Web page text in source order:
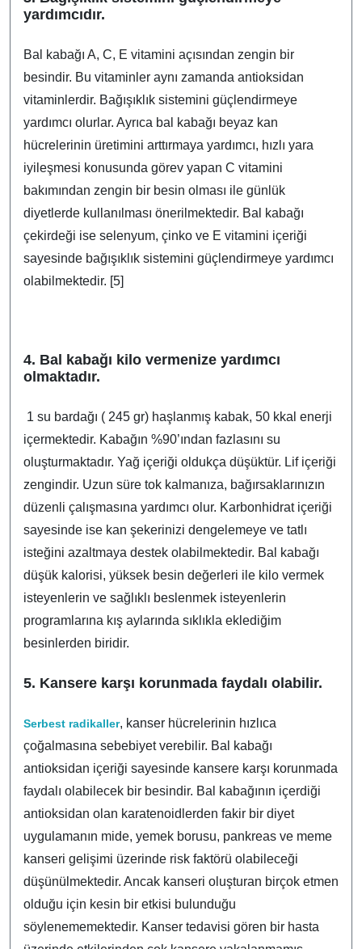
yardımcıdır.
Bal kabağı A, C, E vitamini açısından zengin bir
besindir. Bu vitaminler aynı zamanda antioksidan
vitaminlerdir. Bağışıklık sistemini güçlendirmeye
yardımcı olurlar. Ayrıca bal kabağı beyaz kan
hücrelerinin üretimini arttırmaya yardımcı, hızlı yara
iyileşmesi konusunda görev yapan C vitamini
bakımından zengin bir besin olması ile günlük
diyetlerde kullanılması önerilmektedir. Bal kabağı
çekirdeği ise selenyum, çinko ve E vitamini içeriği
sayesinde bağışıklık sistemini güçlendirmeye yardımcı
olabilmektedir. [5]
4. Bal kabağı kilo vermenize yardımcı
olmaktadır.
1 su bardağı ( 245 gr) haşlanmış kabak, 50 kkal enerji
içermektedir. Kabağın %90’ından fazlasını su
oluşturmaktadır. Yağ içeriği oldukça düşüktür. Lif içeriği
zengindir. Uzun süre tok kalmanıza, bağırsaklarınızın
düzenli çalışmasına yardımcı olur. Karbonhidrat içeriği
sayesinde ise kan şekerinizi dengelemeye ve tatlı
isteğini azaltmaya destek olabilmektedir. Bal kabağı
düşük kalorisi, yüksek besin değerleri ile kilo vermek
isteyenlerin ve sağlıklı beslenmek isteyenlerin
programlarına kış aylarında sıklıkla eklediğim
besinlerden biridir.
5. Kansere karşı korunmada faydalı olabilir.
Serbest radikaller, kanser hücrelerinin hızlıca
çoğalmasına sebebiyet verebilir. Bal kabağı
antioksidan içeriği sayesinde kansere karşı korunmada
faydalı olabilecek bir besindir. Bal kabağının içerdiği
antioksidan olan karatenoidlerden fakir bir diyet
uygulamanın mide, yemek borusu, pankreas ve meme
kanseri gelişimi üzerinde risk faktörü olabileceği
düşünülmektedir. Ancak kanseri oluşturan birçok etmen
olduğu için kesin bir etkisi bulunduğu
söylenememektedir. Kanser tedavisi gören bir hasta